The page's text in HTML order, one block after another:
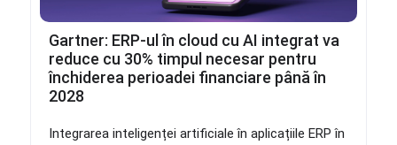
Gartner: ERP-ul în cloud cu AI integrat va
reduce cu 30% timpul necesar pentru
închiderea perioadei financiare până în
2028
Integrarea inteligenței artificiale în aplicațiile ERP în